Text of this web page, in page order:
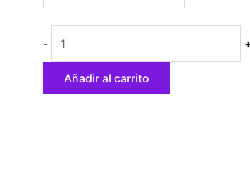
-
cantidad
+
Añadir al carrito